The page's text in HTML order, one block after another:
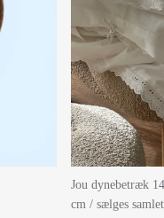
Jou dynebetræk
cm / sælges
695,00 kr